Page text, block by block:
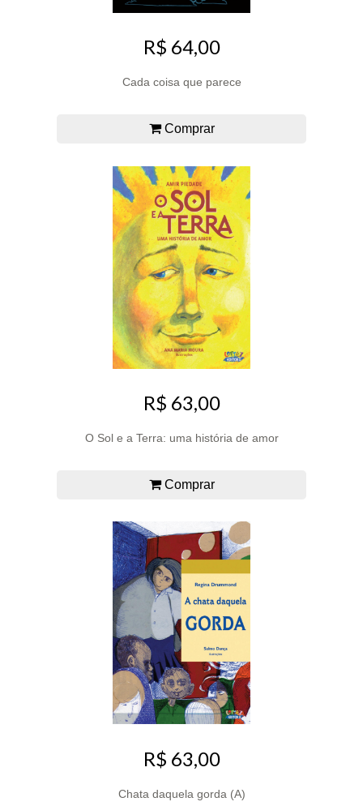
R$ 64,00
Cada coisa que parece
Comprar
R$ 63,00
O Sol e a Terra: uma história de amor
Comprar
R$ 63,00
Chata daquela gorda (A)